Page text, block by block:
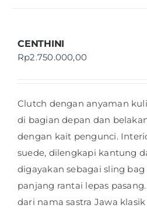
CENTHINI
Rp2.750.000,00
Clutch dengan anyaman
di bagian depan dan
dengan kait pengunci.
suede, dilengkapi kantung
digayakan sebagai sling
panjang rantai lepas
dari nama sastra Jawa